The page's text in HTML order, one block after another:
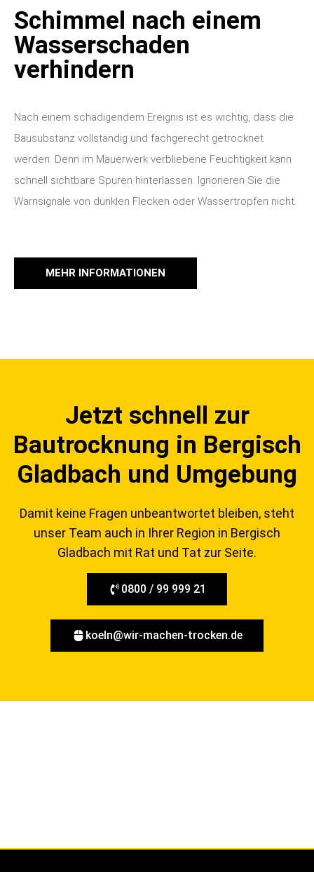
Schimmel nach einem
Wasserschaden
verhindern
Nach einem schädigendem Ereignis ist es wichtig, dass die
Bausubstanz vollständig und fachgerecht getrocknet
werden. Denn im Mauerwerk verbliebene Feuchtigkeit kann
schnell sichtbare Spuren hinterlassen. Ignorieren Sie die
Warnsignale von dunklen Flecken oder Wassertropfen nicht.
MEHR INFORMATIONEN
Jetzt schnell zur
Bautrocknung in Bergisch
Gladbach und Umgebung
Damit keine Fragen unbeantwortet bleiben, steht
unser Team auch in Ihrer Region in Bergisch
Gladbach mit Rat und Tat zur Seite.
0800 / 99 999 21
koeln@wir-machen-trocken.de